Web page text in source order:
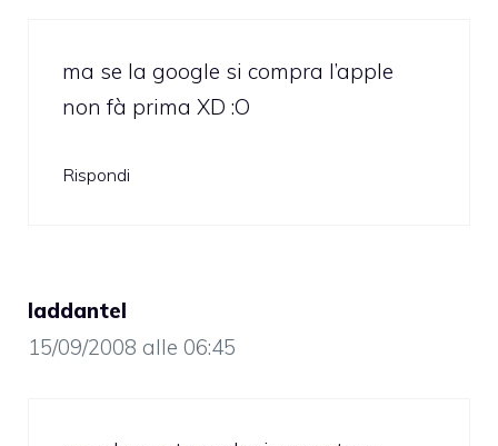
ma se la google si compra l’apple
non fà prima XD :O
Rispondi
laddantel
15/09/2008 alle 06:45